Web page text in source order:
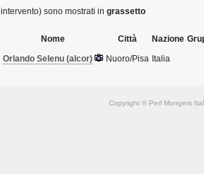
intervento) sono mostrati in grassetto
Nome Città Nazione
Orlando Selenu (‎alcor‎)
Nuoro/Pisa Italia
Copyright © Perl Mongers